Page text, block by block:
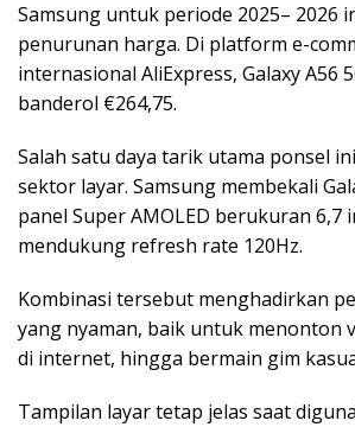
Samsung untuk periode 2025– 2026
penurunan harga. Di platform e-
internasional AliExpress, Galaxy A56
banderol €264,75.
Salah satu daya tarik utama ponsel
sektor layar. Samsung membekali
panel Super AMOLED berukuran 6,7
mendukung refresh rate 120Hz.
Kombinasi tersebut menghadirkan
yang nyaman, baik untuk menonton
di internet, hingga bermain gim
Tampilan layar tetap jelas saat